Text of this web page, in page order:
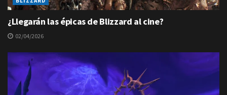
¿Llegarán las épicas de Blizzard al cine?
02/04/2026